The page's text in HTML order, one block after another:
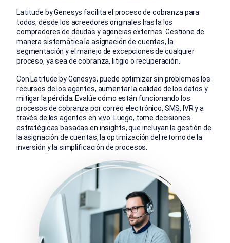
Latitude by Genesys facilita el proceso de cobranza para
todos, desde los acreedores originales hasta los
compradores de deudas y agencias externas. Gestione de
manera sistemática la asignación de cuentas, la
segmentación y el manejo de excepciones de cualquier
proceso, ya sea de cobranza, litigio o recuperación.
Con Latitude by Genesys, puede optimizar sin problemas los
recursos de los agentes, aumentar la calidad de los datos y
mitigar la pérdida. Evalúe cómo están funcionando los
procesos de cobranza por correo electrónico, SMS, IVR y a
través de los agentes en vivo. Luego, tome decisiones
estratégicas basadas en insights, que incluyan la gestión de
la asignación de cuentas, la optimización del retorno de la
inversión y la simplificación de procesos.